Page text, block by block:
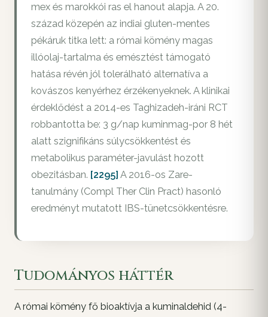
mex és marokkói ras el hanout alapja. A 20.
század közepén az indiai gluten-mentes
pékáruk titka lett: a római kömény magas
illóolaj-tartalma és emésztést támogató
hatása révén jól tolerálható alternatíva a
kovászos kenyérhez érzékenyeknek. A klinikai
érdeklődést a 2014-es Taghizadeh-iráni RCT
robbantotta be: 3 g/nap kuminmag-por 8 hét
alatt szignifikáns súlycsökkentést és
metabolikus paraméter-javulást hozott
obezitásban. [2295] A 2016-os Zare-
tanulmány (Compl Ther Clin Pract) hasonló
eredményt mutatott IBS-tünetcsökkentésre.
Tudományos háttér
A római kömény fő bioaktívja a kuminaldehid (4-